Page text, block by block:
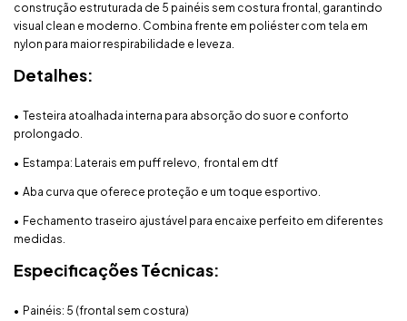
construção estruturada de 5 painéis sem costura frontal, garantindo
visual clean e moderno. Combina frente em poliéster com tela em
nylon para maior respirabilidade e leveza.
Detalhes:
•⁠ ⁠Testeira atoalhada interna para absorção do suor e conforto
prolongado.
•⁠ ⁠⁠⁠Estampa: Laterais em puff relevo, frontal em dtf
•⁠ ⁠Aba curva que oferece proteção e um toque esportivo.
•⁠ ⁠Fechamento traseiro ajustável para encaixe perfeito em diferentes
medidas.
Especificações Técnicas:
•⁠ ⁠Painéis: 5 (frontal sem costura)